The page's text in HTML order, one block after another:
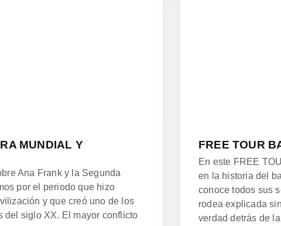
MUNDIAL Y
Ana Frank y la Segunda
por el periodo que hizo
y que creó uno de los
del siglo XX. El mayor conflicto
FREE TOUR
En este FREE
en la historia del
conoce todos sus
rodea explicada
verdad detrás de